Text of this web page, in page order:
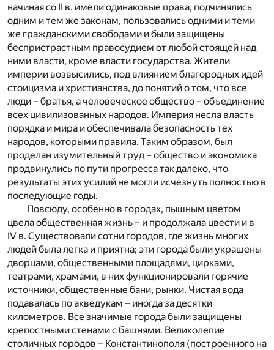
начиная со II в. имели одинаковые права, подчинялись
одним и тем же законам, пользовались одними и теми
же гражданскими свободами и были защищены
беспристрастным правосудием от любой стоящей над
ними власти, кроме власти государства. Жители
империи возвысились, под влиянием благородных идей
стоицизма и христианства, до понятий о том, что все
люди – братья, а человеческое общество – объединение
всех цивилизованных народов. Империя несла власть
порядка и мира и обеспечивала безопасность тех
народов, которыми правила. Таким образом, был
проделан изумительный труд – общество и экономика
продвинулись по пути прогресса так далеко, что
результаты этих усилий не могли исчезнуть полностью в
последующие годы.
Повсюду, особенно в городах, пышным цветом
цвела общественная жизнь – и продолжала цвести и в
IV в. Существовали сотни городов, где жизнь многих
людей была легка и приятна; эти города были украшены
дворцами, общественными площадями, цирками,
театрами, храмами, в них функционировали горячие
источники, общественные бани, рынки. Чистая вода
подавалась по акведукам – иногда за десятки
километров. Все значимые города были защищены
крепостными стенами с башнями. Великолепие
столичных городов – Константинополя (построенного на